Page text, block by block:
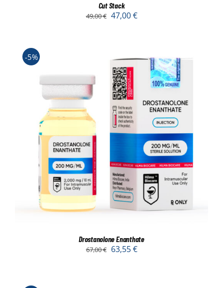
Cut Stack
49,00€ 47,00€
-5%
Drostanolone Enanthate
67,00€ 63,55€